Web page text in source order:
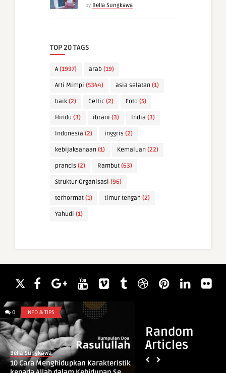
by Bella Sungkawa
TOP 20 TAGS
A (1997) arab (19)
Arti Mimpi (5344) asia selatan (1)
baik (2) Celtic (2) Foto (5)
Hindu (3) ibrani (3) India (3)
Indonesia (2) inggris (2)
kebijaksanaan (1) Kemaluan (22)
prancis (2) Rambut (63)
Struktur Organisasi (96)
terhormat (1) timur tengah (2)
Yahudi (1)
Random
Articles
0 INFO & TIPS
Bella Sungkawa
10 Cara Menghidupkan Karakteristik